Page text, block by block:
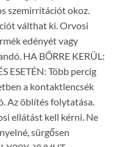
szemirritációt okoz.
válthat ki. Orvosi
edényét vagy
HA BŐRRE KERÜL:
ESETÉN: Több percig
a kontaktlencsék
Az öblítés folytatása.
ellátást kell kérni. Ne
sürgősen